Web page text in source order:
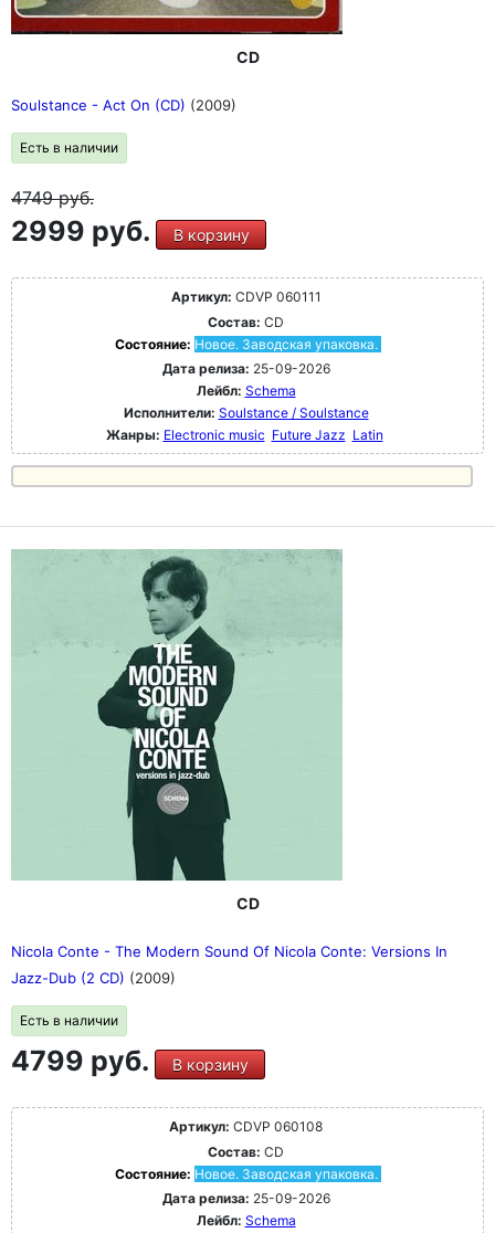
CD
Soulstance - Act On (CD) (2009)
Есть в наличии
4749руб.
2999 руб. В корзину
Артикул: CDVP 060111
Состав: CD
Состояние: Новое. Заводская упаковка.
Дата релиза: 25-09-2026
Лейбл: Schema
Исполнители: Soulstance / Soulstance
Жанры: Electronic music Future Jazz Latin
CD
Nicola Conte - The Modern Sound Of Nicola Conte: Versions In
Jazz-Dub (2 CD) (2009)
Есть в наличии
4799 руб. В корзину
Артикул: CDVP 060108
Состав: CD
Состояние: Новое. Заводская упаковка.
Дата релиза: 25-09-2026
Лейбл: Schema